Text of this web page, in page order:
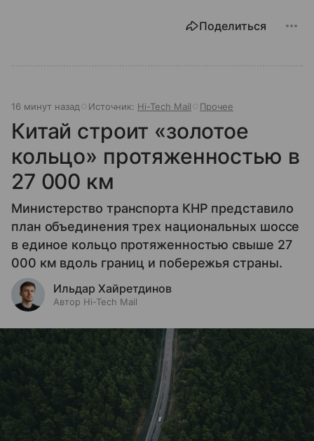
Поделиться
16 минут назад Источник: Hi-Tech Mail Прочее
Китай строит «золотое
кольцо» протяженностью в
27 000 км
Министерство транспорта КНР представило
план объединения трех национальных шоссе
в единое кольцо протяженностью свыше 27
000 км вдоль границ и побережья страны.
Ильдар Хайретдинов
Автор Hi-Tech Mail